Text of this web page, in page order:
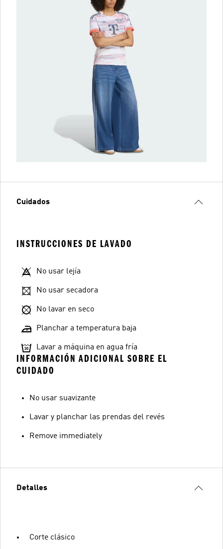
Cuidados
INSTRUCCIONES DE LAVADO
No usar lejía
No usar secadora
No lavar en seco
Planchar a temperatura baja
Lavar a máquina en agua fría
INFORMACIÓN ADICIONAL SOBRE EL
CUIDADO
No usar suavizante
Lavar y planchar las prendas del revés
Remove immediately
Detalles
Corte clásico